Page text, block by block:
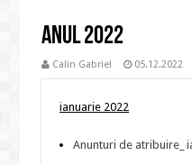
Anul 2022
Calin Gabriel 05.12.2022
ianuarie 2022
Anunturi de atribuire_